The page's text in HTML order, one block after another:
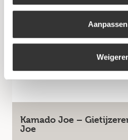
Aanpassen
Kamado Joe –
Joe